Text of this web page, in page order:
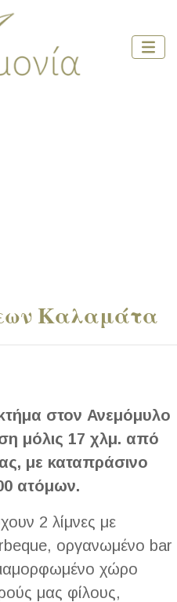
Καλαμάτα
στον Ανεμόμυλο
μόλις 17 χλμ. από
με καταπράσινο
ατόμων.
2 λίμνες με
οργανωμένο bar
χώρο
μας φίλους,